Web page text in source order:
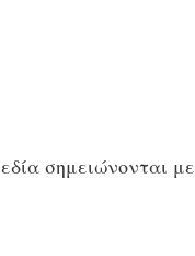
σημειώνονται με